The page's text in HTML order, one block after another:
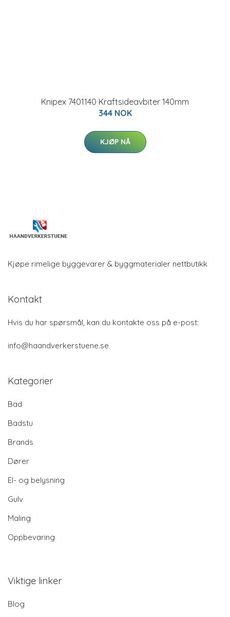
Knipex 7401140 Kraftsideavbiter 140mm
344 NOK
KJØP NÅ
Kjøpe rimelige byggevarer & byggmaterialer nettbutikk
Kontakt
Hvis du har spørsmål, kan du kontakte oss på e-post:
info@haandverkerstuene.se
Kategorier
Bad
Badstu
Brands
Dører
El- og belysning
Gulv
Maling
Oppbevaring
Viktige linker
Blog